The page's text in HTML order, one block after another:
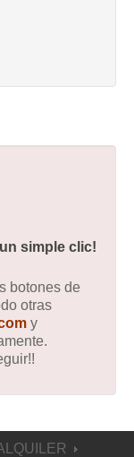
simple clic!
botones de
otras
y